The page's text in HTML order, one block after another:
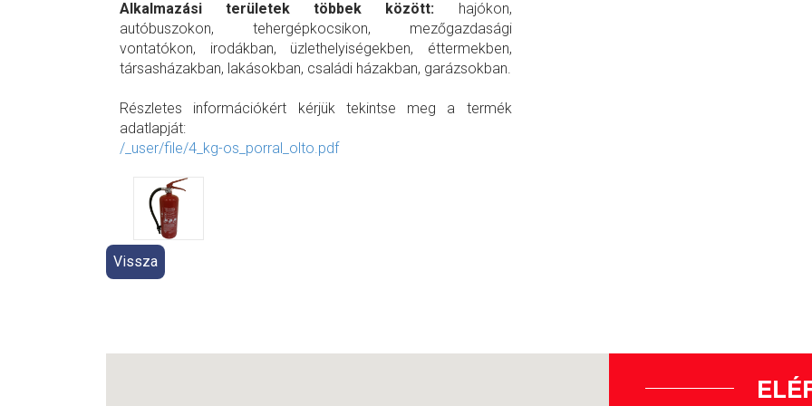
Alkalmazási területek többek között: hajókon,
autóbuszokon, tehergépkocsikon, mezőgazdasági
vontatókon, irodákban, üzlethelyiségekben, éttermekben,
társasházakban, lakásokban, családi házakban, garázsokban.
Részletes információkért kérjük tekintse meg a termék
adatlapját:
/_user/file/4_kg-os_porral_olto.pdf
Vissza